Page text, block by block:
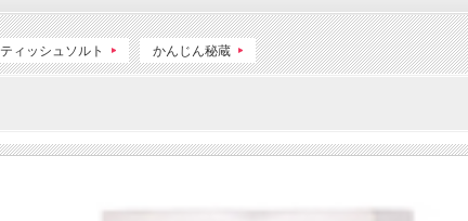
ティッシュソルト かんじん秘蔵